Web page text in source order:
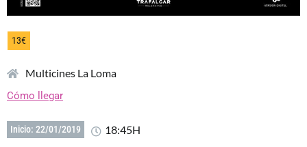
13€
Multicines La Loma
Cómo llegar
Inicio: 22/01/2019 18:45H